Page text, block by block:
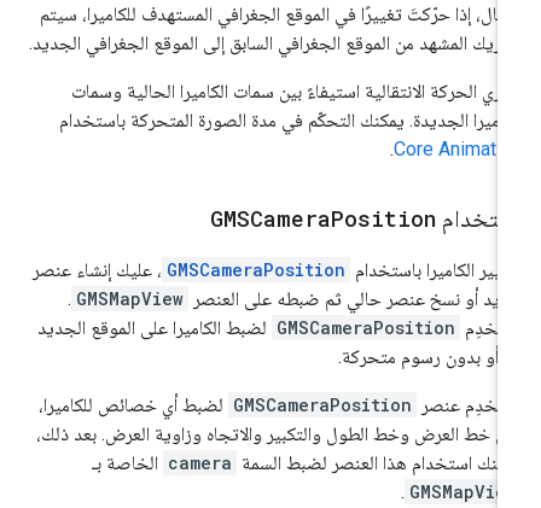
إذا حرّكتَ تغييرًا في الموقع الجغرافي المستهدف للكاميرا، سيتم
المشهد من الموقع الجغرافي السابق إلى الموقع الجغرافي الجديد.
الحركة الانتقالية استيفاءً بين سمات الكاميرا الحالية وسمات
الجديدة. يمكنك التحكّم في مدة الصورة المتحركة باستخدام
Core
.
GMSCameraPosition
الكاميرا باستخدام GMSCameraPosition ، عليك إنشاء عنصر
أو نسخ عنصر حالي ثم ضبطه على العنصر GMSMapView
.
GMSCameraPosition لضبط الكاميرا على الموقع الجديد
أو بدون رسوم متحركة.
عنصر GMSCameraPosition لضبط أي خصائص للكاميرا،
خط العرض وخط الطول والتكبير والاتجاه وزاوية العرض. بعد ذلك،
استخدام هذا العنصر لضبط السمة camera الخاصة بـ
.